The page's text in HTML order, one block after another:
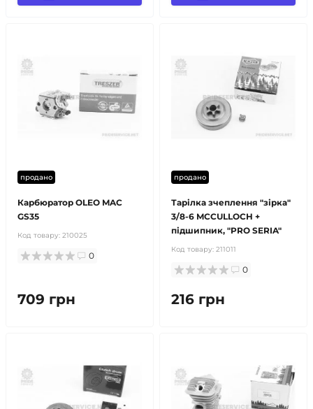
продано
Карбюратор OLEO MAC
GS35
Код товару: 210025
0
709 грн
продано
Тарілка зчеплення "зірка"
3/8-6 MCCULLOCH +
підшипник, "PRO SERIA"
Код товару: 211011
0
216 грн